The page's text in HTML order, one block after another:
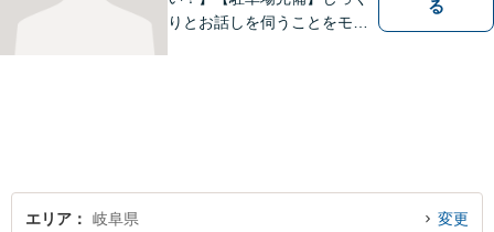
りとお話しを伺うことをモッ
る
エリア 岐阜県 変更